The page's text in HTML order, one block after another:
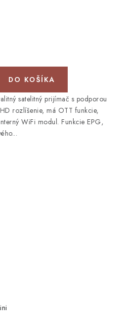
DO KOŠÍKA
satelitný prijímač s podporou
rozlíšenie, má OTT funkcie,
WiFi modul. Funkcie EPG,